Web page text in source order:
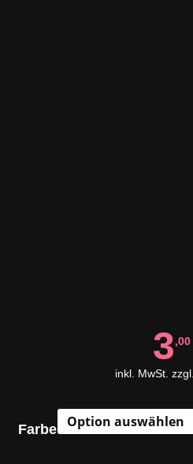
3,00
inkl. MwSt. zzgl.
Farbe